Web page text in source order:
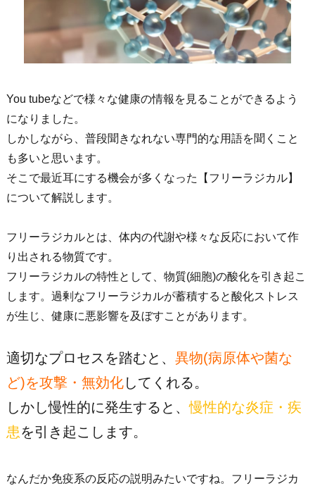
You tubeなどで様々な健康の情報を見ることができるよう
になりました。
しかしながら、普段聞きなれない専門的な用語を聞くこと
も多いと思います。
そこで最近耳にする機会が多くなった【フリーラジカル】
について解説します。
フリーラジカルとは、体内の代謝や様々な反応において作
り出される物質です。
フリーラジカルの特性として、物質(細胞)の酸化を引き起こ
します。過剰なフリーラジカルが蓄積すると酸化ストレス
が生じ、健康に悪影響を及ぼすことがあります。
適切なプロセスを踏むと、 異物(病原体や菌な
ど)を攻撃・無効化してくれる。
しかし慢性的に発生すると、慢性的な炎症・疾
患を引き起こします。
なんだか免疫系の反応の説明みたいですね。フリーラジカ